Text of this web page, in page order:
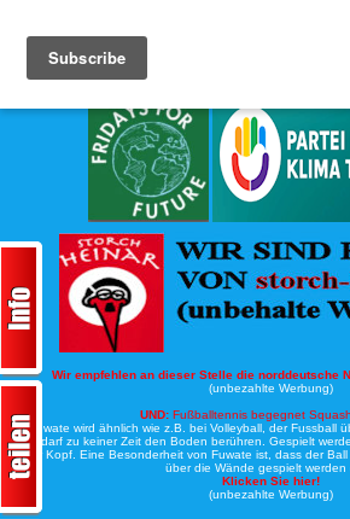
Wir empfehlen an dieser Stelle die norddeutsche
(unbezahlte Werbung)
UND: Fußballtennis begegnet
Bei Fuwate wird ähnlich wie z.B. bei Volleyball, der Fussball
Ball darf zu keiner Zeit den Boden berühren. Gespielt
oder Kopf. Eine Besonderheit von Fuwate ist, dass der
über die Wände gespielt werden
Klicken Sie hier!
(unbezahlte Werbung)